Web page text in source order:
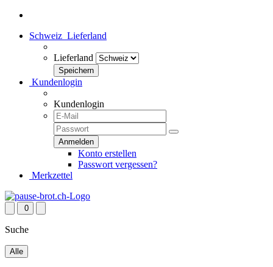
Schweiz Lieferland
Lieferland
Kundenlogin
Kundenlogin
Konto erstellen
Passwort vergessen?
Merkzettel
0
Suche
Alle